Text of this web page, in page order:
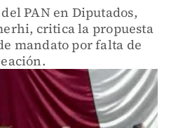
PAN en Diputados,
critica la propuesta
mandato por falta de